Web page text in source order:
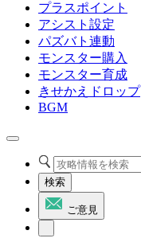
プラスポイント
アシスト設定
パズバト連動
モンスター購入
モンスター育成
きせかえドロップ
BGM
検索
ご意見